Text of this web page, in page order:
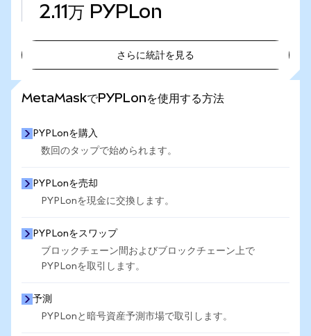
2.11万 PYPLon
さらに統計を見る
MetaMaskでPYPLonを使用する方法
PYPLonを購入
数回のタップで始められます。
PYPLonを売却
PYPLonを現金に交換します。
PYPLonをスワップ
ブロックチェーン間およびブロックチェーン上で
PYPLonを取引します。
予測
PYPLonと暗号資産予測市場で取引します。